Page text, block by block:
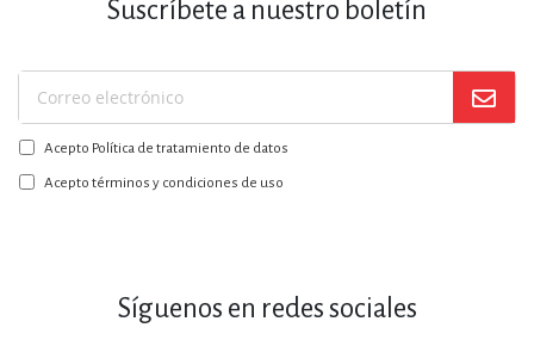
Suscríbete a nuestro boletín
Suscríbase
a
nuestro
boletín:
Acepto Política de tratamiento de datos
Acepto términos y condiciones de uso
Síguenos en redes sociales